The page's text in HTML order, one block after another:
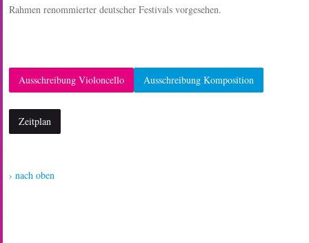
Rahmen renommierter deutscher Festivals vorgesehen.
Ausschreibung Violoncello Ausschreibung Komposition
Zeitplan
› nach oben